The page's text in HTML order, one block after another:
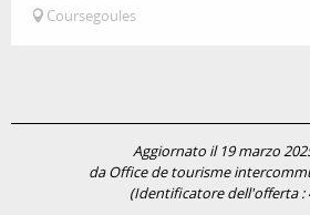
Coursegoules
Aggiornato il 19 marzo
da Office de tourisme
(Identificatore dell'offerta :